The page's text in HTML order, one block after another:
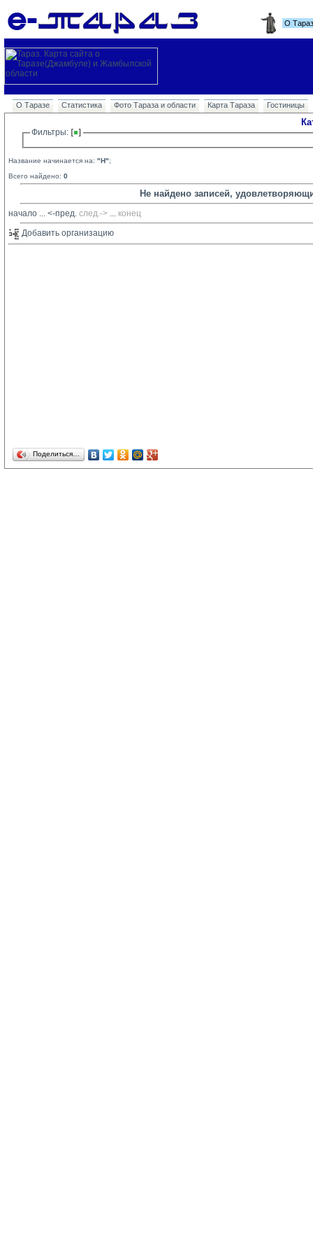
О
О Таразе Статистика Фото Тараза и области Карта Тараза Гостиницы
Фильтры:
Название начинается на: "H";
Всего найдено: 0
Не найдено записей,
начало ... <-пред. след.-> ... конец
Добавить организацию
Поделиться…